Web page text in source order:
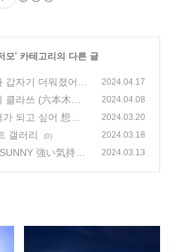
모' 카테고리의 다른 글
갑자기 더워졌어
2024.04.17
라쓰 (六本木ク
2024.04.08
되고 싶어 想要
2024.03.20
갤러리 (0) 2024.03.18
強い気持
2024.03.13